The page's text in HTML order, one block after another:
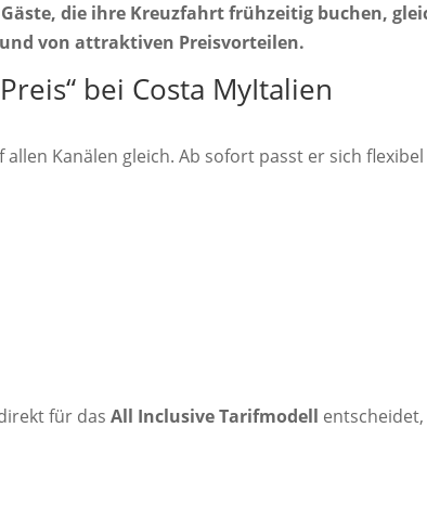
die ihre Kreuzfahrt frühzeitig buchen,
von attraktiven Preisvorteilen.
bei Costa MyItalien
Kanälen gleich. Ab sofort passt er sich flexibel
für dasAll Inclusive Tarifmodell entscheidet,